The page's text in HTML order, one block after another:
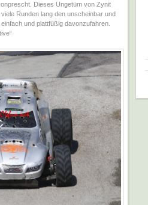
Dieses Ungetüm von Zynit
Runden lang den unscheinbar und
und plattfüßig davonzufahren.